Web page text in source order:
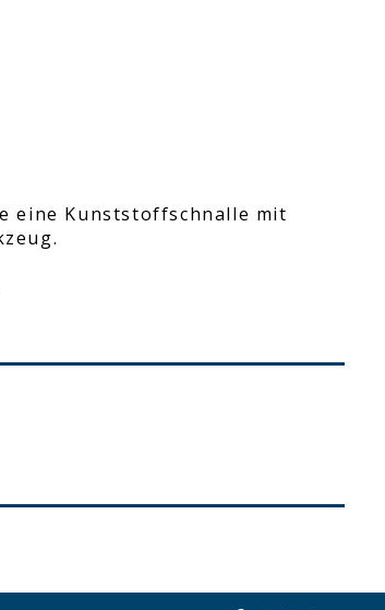
eine Kunststoffschnalle mit